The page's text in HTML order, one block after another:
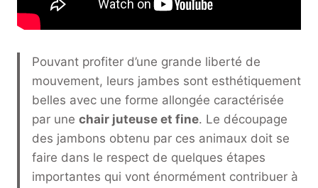
Pouvant profiter d’une grande liberté de
mouvement, leurs jambes sont esthétiquement
belles avec une forme allongée caractérisée
par une chair juteuse et fine. Le découpage
des jambons obtenu par ces animaux doit se
faire dans le respect de quelques étapes
importantes qui vont énormément contribuer à